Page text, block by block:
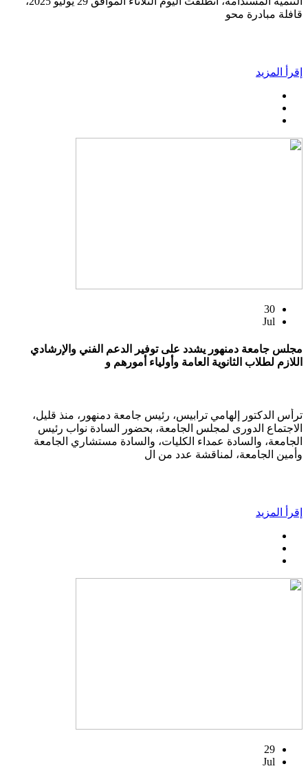
قافلة مبادرة محو
إقرأ المزيد
30
Jul
مجلس جامعة دمنهور يشدد على توفير الدعم الفني والإرشادي
اللازم لطلاب الثانوية العامة وأولياء أمورهم و
ترأس الدكتور إلهامي ترابيس، رئيس جامعة دمنهور، منذ قليل،
الاجتماع الدورى لمجلس الجامعة، بحضور السادة نواب رئيس
الجامعة، والسادة عمداء الكليات، والسادة مستشاري الجامعة
وأمين الجامعة، لمناقشة عدد من ال
إقرأ المزيد
29
Jul